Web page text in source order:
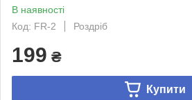
В наявності
Код: FR-2
Роздріб
199 ₴
Купити